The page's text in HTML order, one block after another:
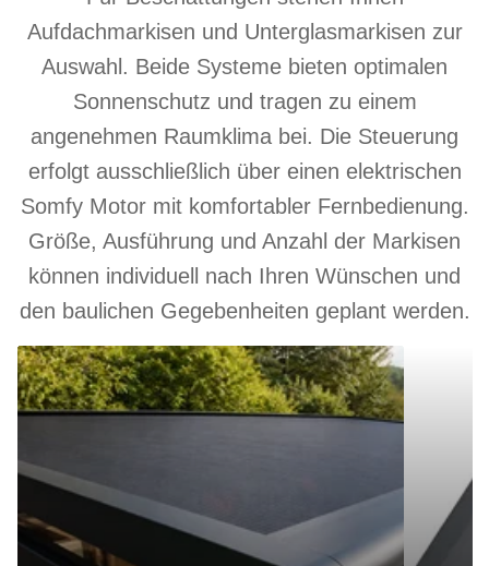
Aufdachmarkisen und Unterglasmarkisen zur
Auswahl. Beide Systeme bieten optimalen
Sonnenschutz und tragen zu einem
angenehmen Raumklima bei. Die Steuerung
erfolgt ausschließlich über einen elektrischen
Somfy Motor mit komfortabler Fernbedienung.
Größe, Ausführung und Anzahl der Markisen
können individuell nach Ihren Wünschen und
den baulichen Gegebenheiten geplant werden.
Aufdachmarkise